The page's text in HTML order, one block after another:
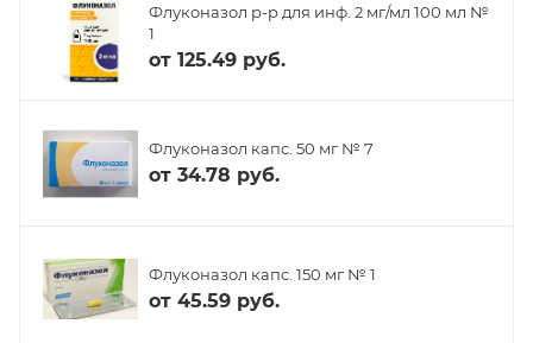
Флуконазол р-р для инф. 2 мг/мл 100 мл №
1
от 125.49 руб.
Флуконазол капс. 50 мг № 7
от 34.78 руб.
Флуконазол капс. 150 мг № 1
от 45.59 руб.